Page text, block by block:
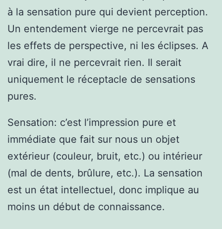
à la sensation pure qui devient perception.
Un entendement vierge ne percevrait pas
les effets de perspective, ni les éclipses. A
vrai dire, il ne percevrait rien. Il serait
uniquement le réceptacle de sensations
pures.
Sensation: c’est l’impression pure et
immédiate que fait sur nous un objet
extérieur (couleur, bruit, etc.) ou intérieur
(mal de dents, brûlure, etc.). La sensation
est un état intellectuel, donc implique au
moins un début de connaissance.